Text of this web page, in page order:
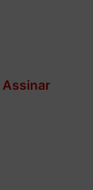
Assinar